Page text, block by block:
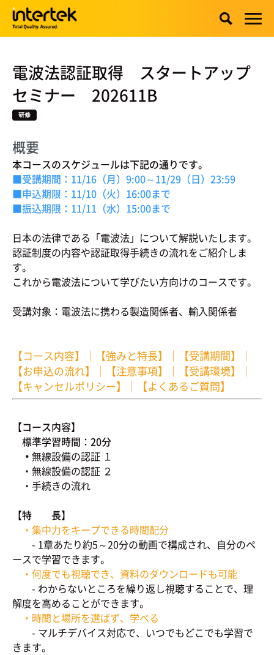
電波法認証取得 スタートアップ
セミナー 202611B
研修
概要
本コースのスケジュールは下記の通りです。
■受講期間：11/16（月）9:00～11/29（日）23:59
■申込期限：11/10（火）16:00まで
■振込期限：11/11（水）15:00まで
日本の法律である「電波法」について解説いたします。
認証制度の内容や認証取得手続きの流れをご紹介しま
す。
これから電波法について学びたい方向けのコースです。
受講対象：電波法に携わる製造関係者、輸入関係者
【コース内容】 ｜ 【強みと特長】 ｜ 【受講期間】
｜
【お申込の流れ】
｜ 【注意事項】 ｜ 【受講環境】
｜
【キャンセルポリシー】
｜ 【よくあるご質問】
【コース内容】
標準学習時間：20分
・ 無線設備の認証 １
・無線設備の認証 ２
・手続きの流れ
【特 長】
・集中力をキープできる時間配分
- 1章あたり約5～20分の動画で構成され、自分のペ
ースで学習できます。
・何度でも視聴でき、資料のダウンロードも可能
- わからないところを繰り返し視聴することで、理
解度を高めることができます。
・時間と場所を選ばず、学べる
- マルチデバイス対応で、いつでもどこでも学習で
きます。